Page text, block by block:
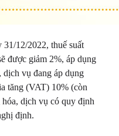
12/2022, thuế suất
được giảm 2%, áp dụng
dịch vụ đang áp dụng
tăng (VAT) 10% (còn
dịch vụ có quy định
định.